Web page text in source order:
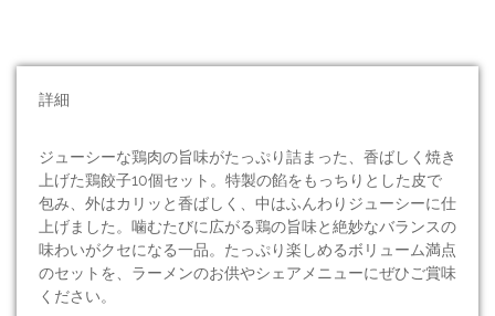
詳細
ジューシーな鶏肉の旨味がたっぷり詰まった、香ばしく焼き
上げた鶏餃子10個セット。特製の餡をもっちりとした皮で
包み、外はカリッと香ばしく、中はふんわりジューシーに仕
上げました。噛むたびに広がる鶏の旨味と絶妙なバランスの
味わいがクセになる一品。たっぷり楽しめるボリューム満点
のセットを、ラーメンのお供やシェアメニューにぜひご賞味
ください。